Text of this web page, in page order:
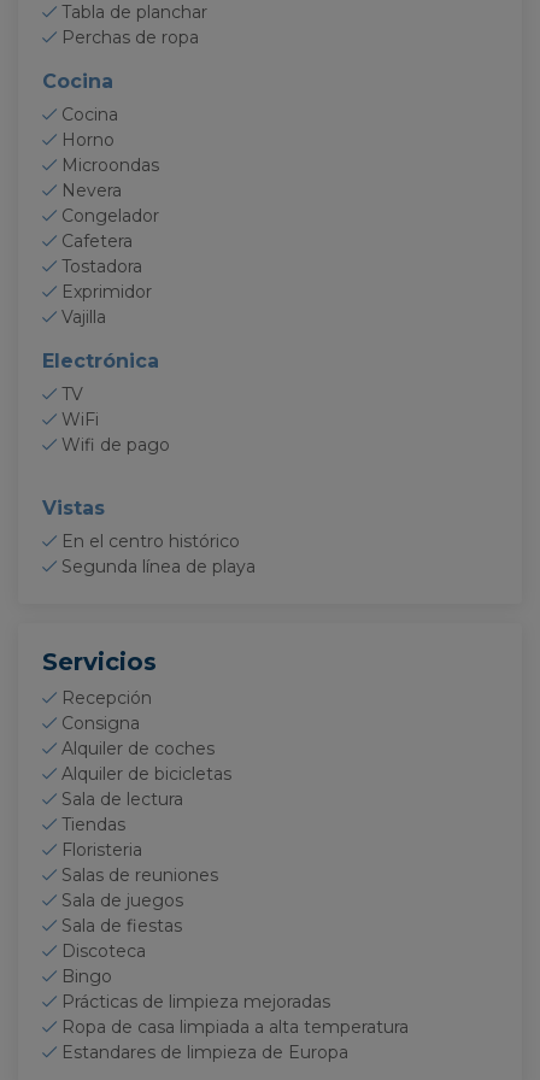
Tabla de planchar
Perchas de ropa
Cocina
Cocina
Horno
Microondas
Nevera
Congelador
Cafetera
Tostadora
Exprimidor
Vajilla
Electrónica
TV
WiFi
Wifi de pago
Vistas
En el centro histórico
Segunda línea de playa
Servicios
Recepción
Consigna
Alquiler de coches
Alquiler de bicicletas
Sala de lectura
Tiendas
Floristeria
Salas de reuniones
Sala de juegos
Sala de fiestas
Discoteca
Bingo
Prácticas de limpieza mejoradas
Ropa de casa limpiada a alta temperatura
Estandares de limpieza de Europa
volumen de visitas del sitio web.